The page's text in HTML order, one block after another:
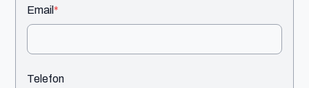
Email*
Telefon